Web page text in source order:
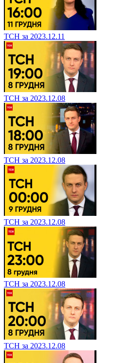
ТСН за 2023.12.11
ТСН за 2023.12.08
ТСН за 2023.12.08
ТСН за 2023.12.08
ТСН за 2023.12.08
ТСН за 2023.12.08